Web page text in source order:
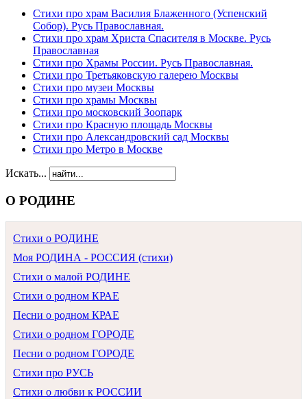
Стихи про храм Василия Блаженного (Успенский
Собор). Русь Православная.
Стихи про храм Христа Спасителя в Москве. Русь
Православная
Стихи про Храмы России. Русь Православная.
Стихи про Третьяковскую галерею Москвы
Стихи про музеи Москвы
Стихи про храмы Москвы
Стихи про московский Зоопарк
Стихи про Красную площадь Москвы
Стихи про Александровский сад Москвы
Стихи про Метро в Москве
Искать...
О РОДИНЕ
Стихи о РОДИНЕ
Моя РОДИНА - РОССИЯ (стихи)
Стихи о малой РОДИНЕ
Стихи о родном КРАЕ
Песни о родном КРАЕ
Стихи о родном ГОРОДЕ
Песни о родном ГОРОДЕ
Стихи про РУСЬ
Стихи о любви к РОССИИ